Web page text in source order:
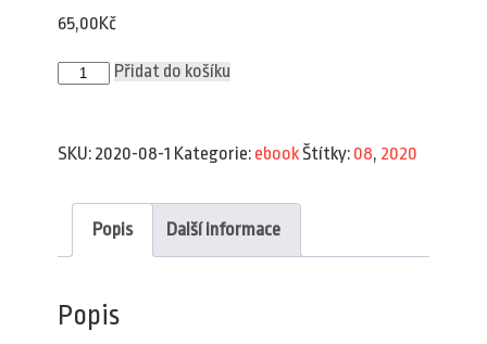
65,00Kč
Plav
8/2020
Přidat do košíku
SKU: 2020-08-1 Kategorie: ebookŠtítky: 08, 2020
Popis Další informace
Popis